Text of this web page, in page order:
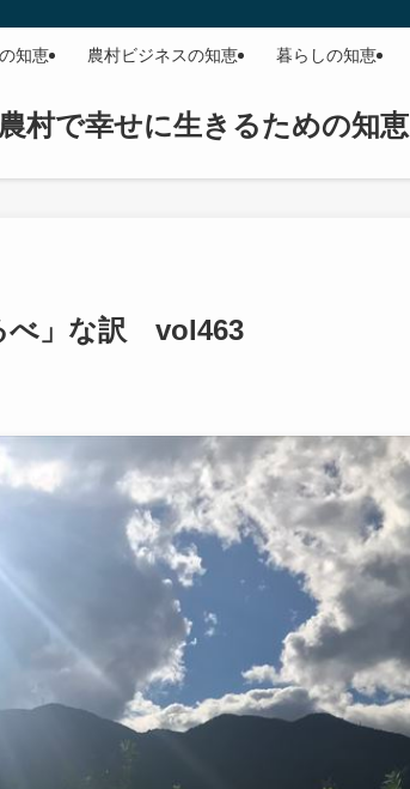
農村で幸せに生きるための知恵
知恵 農村ビジネスの知恵 暮らしの知恵
べ」な訳 vol463